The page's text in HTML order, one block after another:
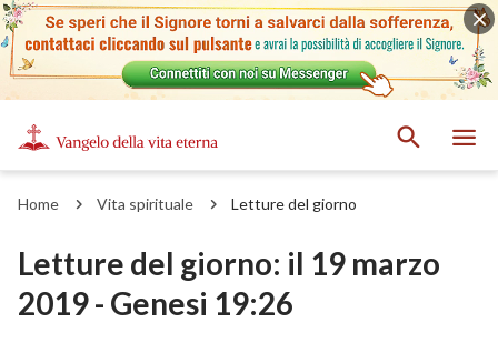
Home Vita spirituale Letture del giorno
Letture del giorno: il 19 marzo
2019 - Genesi 19:26